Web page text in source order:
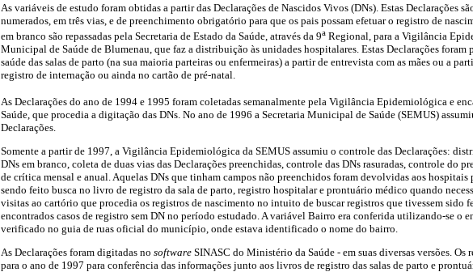
As variáveis de estudo foram obtidas a partir das Declarações de Nascidos Vivos (DNs). Estas Declarações
numerados, em três vias, e de preenchimento obrigatório para que os pais possam efetuar o registro de
em branco são repassadas pela Secretaria de Estado da Saúde, através da 9a Regional, para a Vigilância
Municipal de Saúde de Blumenau, que faz a distribuição às unidades hospitalares. Estas Declarações foram
saúde das salas de parto (na sua maioria parteiras ou enfermeiras) a partir de entrevista com as mães ou a
registro de internação ou ainda no cartão de pré-natal.
As Declarações do ano de 1994 e 1995 foram coletadas semanalmente pela Vigilância Epidemiológica e
Saúde, que procedia a digitação das DNs. No ano de 1996 a Secretaria Municipal de Saúde (SEMUS)
Declarações.
Somente a partir de 1997, a Vigilância Epidemiológica da SEMUS assumiu o controle das Declarações:
DNs em branco, coleta de duas vias das Declarações preenchidas, controle das DNs rasuradas, controle do
de crítica mensal e anual. Aquelas DNs que tinham campos não preenchidos foram devolvidas aos hospitais
sendo feito busca no livro de registro da sala de parto, registro hospitalar e prontuário médico quando
visitas ao cartório que procedia os registros de nascimento no intuito de buscar registros que tivessem sido
encontrados casos de registro sem DN no período estudado. A variável Bairro era conferida utilizando-se o
verificado no guia de ruas oficial do município, onde estava identificado o nome do bairro.
As Declarações foram digitadas no software SINASC do Ministério da Saúde - em suas diversas versões.
para o ano de 1997 para conferência das informações junto aos livros de registro das salas de parto e